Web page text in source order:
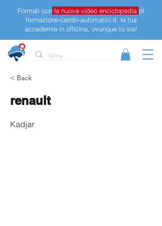
Formati con la nuova video enciclopedia di
formazione-cambi-automatici.it: la tua
accademia in officina, ovunque tu sia!
< Back
renault
Kadjar